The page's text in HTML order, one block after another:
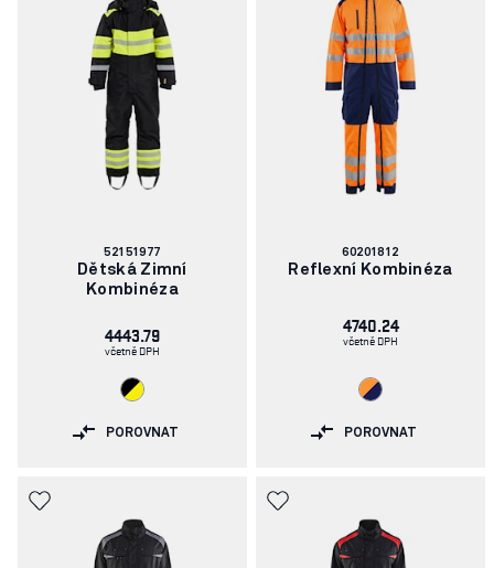
Číslo
článku:
52151977
Dětská Zimní
Kombinéza
4443.79
včetně DPH
POROVNAT
Číslo
článku:
60201812
Reflexní Kombinéza
4740.24
včetně DPH
POROVNAT